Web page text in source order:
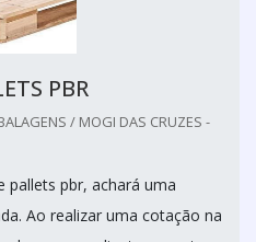
PBR
/ MOGI DAS CRUZES -
pallets pbr, achará uma
Ao realizar uma cotação na